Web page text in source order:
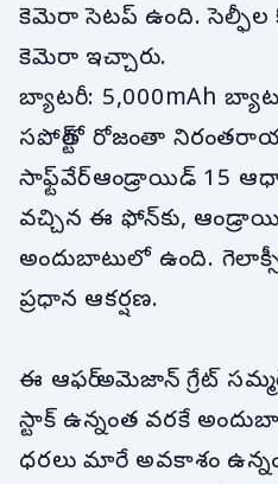
కెమెరా సెటప్ ఉంది. సెల్ఫీల
కెమెరా ఇచ్చారు.
బ్యాటరీ: 5,000mAh
సపోర్ట్‌తో రోజంతా
సాఫ్ట్‌వేర్: ఆండ్రాయిడ్ 15
వచ్చిన ఈ ఫోన్‌కు,
అందుబాటులో ఉంది.
ప్రధాన ఆకర్షణ.
ఈ ఆఫర్ అమెజాన్ గ్రేట్
స్టాక్ ఉన్నంత వరకే
ధరలు మారే అవకాశం